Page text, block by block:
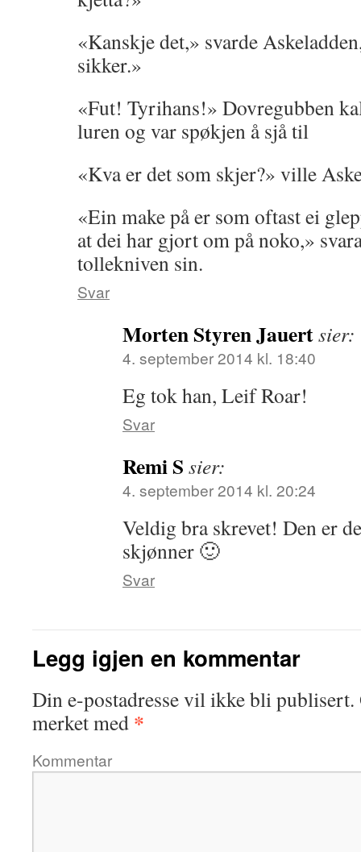
«Kanskje det,» svarde
sikker.»
«Fut! Tyrihans!» Dovregubben
luren og var spøkjen å sjå til
«Kva er det som skjer?» ville
«Ein make på er som oftast ei
at dei har gjort om på noko,»
tollekniven sin.
Svar
Morten Styren Jauertsier:
4. september 2014 kl. 18:40
Eg tok han, Leif Roar!
Svar
Remi S sier:
4. september 2014 kl. 20:24
Veldig bra skrevet! Den er
skjønner 🙂
Svar
Legg igjen en kommentar
Din e-postadresse vil ikke bli publisert.
merket med *
Kommentar